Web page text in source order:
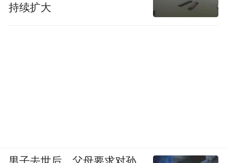
持续扩大